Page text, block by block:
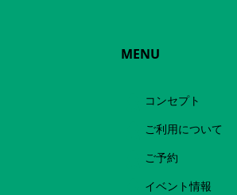
MENU
コンセプト
ご利用について
ご予約
イベント情報